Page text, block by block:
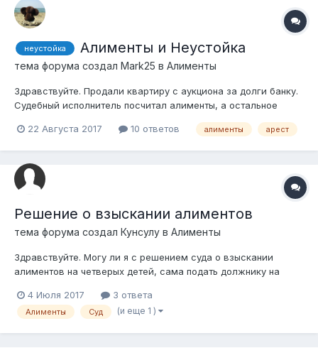
неустойка Алименты и Неустойка
тема форума создал Mark25 в Алименты
Здравствуйте. Продали квартиру с аукциона за долги банку.
Судебный исполнитель посчитал алименты, а остальное
+неустойка(2 разных ИЛ) Говорит, что нет статьи где
продаже квартиры с торгов, то...
22 Августа 2017 10 ответов алименты арест
Решение о взыскании алиментов
тема форума создал Кунсулу в Алименты
Здравствуйте. Могу ли я с решением суда о взыскании
алиментов на четверых детей, сама подать должнику на
отозвала судебный приказ у исполнителя. На работу должник
сам закинул о взыскании. Также он получает пенсию. В
4 Июля 2017 3 ответа
Алименты Суд (и еще 1 )